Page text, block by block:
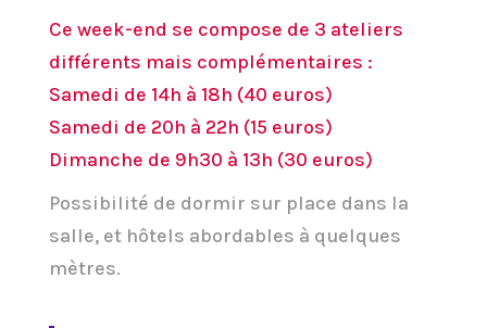
Ce week-end se compose de 3 ateliers
différents mais complémentaires :
Samedi de 14h à 18h (40 euros)
Samedi de 20h à 22h (15 euros)
Dimanche de 9h30 à 13h (30 euros)
Possibilité de dormir sur place dans la
salle, et hôtels abordables à quelques
mètres.